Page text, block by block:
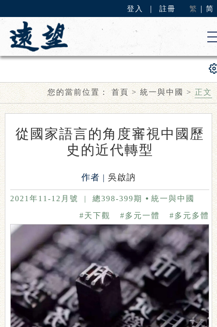
登入 註冊 繁 简
您的當前位置：首頁>統一與中國>正文
從國家語言的角度審視中國歷
史的近代轉型
作者 | 吳啟訥
2021年11-12月號 | 總398-399期 統一與中國
#多元多體
#多元一體
#天下觀